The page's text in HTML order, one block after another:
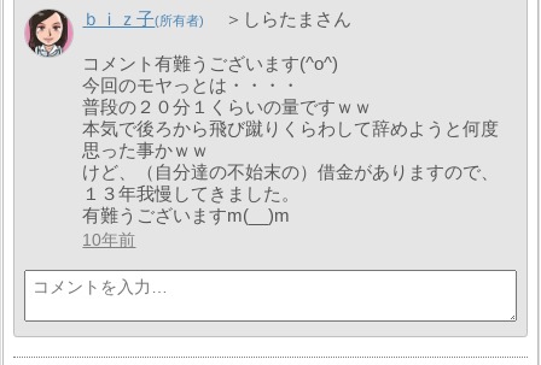
10年前
ネット銀行の手続きをしてあるのが今２件あって、
なぜかネットで使えない状態が続いてしまって、何
度訂正し直そうとしても駄目だったので、そこは諦
めました。
それで、色々と事情があり、２ヶ月前に新しく作っ
た通帳に給料が振り込まれるのですけど、その通帳
はネット登録してなくて（主人はその辺りに弱く
て、手続きが面倒みたいで）。
普段なら午前中に私が出金しにいけるので支障はな
いのですが、たまたま今回こんなことにｗｗ
仕事を辞めたら、その辺も色々と手続きしておきた
いと思います(^o^)
10年前
ｂｉｚ子 ＞しらたまさん
コメント有難うございます(^o^)
今回のモヤっとは・・・・
普段の２０分１くらいの量ですｗｗ
本気で後ろから飛び蹴りくらわして辞めようと何度
思った事かｗｗ
けど、（自分達の不始末の）借金がありますので、
１３年我慢してきました。
有難うございますm(__)m
10年前